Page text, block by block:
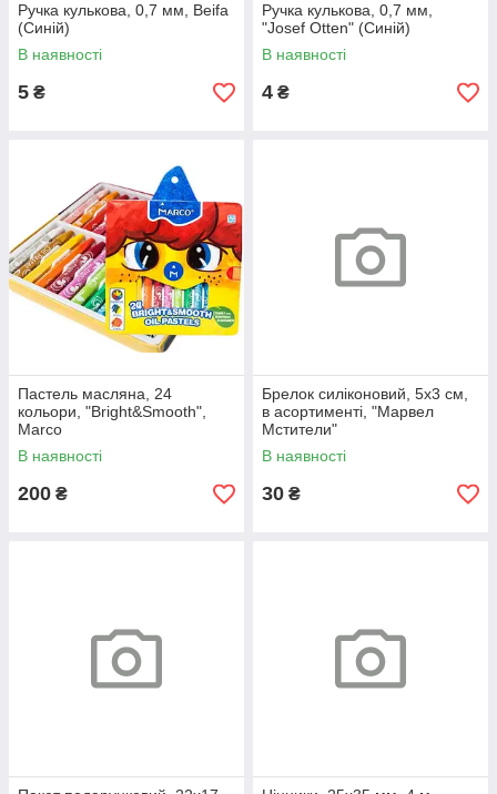
Ручка кулькова, 0,7 мм, Beifa
(Синій)
В наявності
5 ₴
Ручка кулькова, 0,7 мм,
"Josef Otten" (Синій)
В наявності
4 ₴
Пастель масляна, 24
кольори, "Bright&Smooth",
Marco
В наявності
200 ₴
Брелок силіконовий, 5х3 см,
в асортименті, "Марвел
Мстители"
В наявності
30 ₴